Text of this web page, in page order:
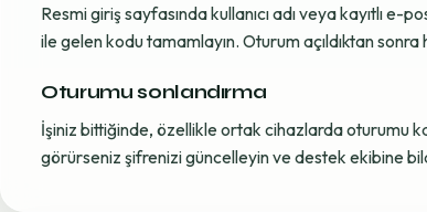
Resmi giriş sayfasında kullanıcı adı veya kayıtlı
ile gelen kodu tamamlayın. Oturum açıldıktan
Oturumu sonlandırma
İşiniz bittiğinde, özellikle ortak cihazlarda oturumu
görürseniz şifrenizi güncelleyin ve destek ekibine